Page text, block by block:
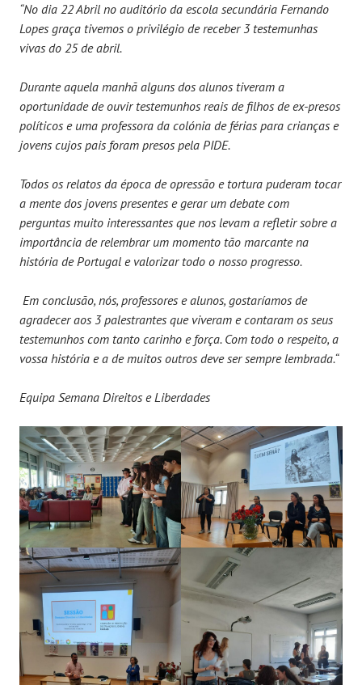
“No dia 22 Abril no auditório da escola secundária Fernando
Lopes graça tivemos o privilégio de receber 3 testemunhas
vivas do 25 de abril.
Durante aquela manhã alguns dos alunos tiveram a
oportunidade de ouvir testemunhos reais de filhos de ex-presos
políticos e uma professora da colónia de férias para crianças e
jovens cujos pais foram presos pela PIDE.
Todos os relatos da época de opressão e tortura puderam tocar
a mente dos jovens presentes e gerar um debate com
perguntas muito interessantes que nos levam a refletir sobre a
importância de relembrar um momento tão marcante na
história de Portugal e valorizar todo o nosso progresso.
Em conclusão, nós, professores e alunos, gostaríamos de
agradecer aos 3 palestrantes que viveram e contaram os seus
testemunhos com tanto carinho e força. Com todo o respeito, a
vossa história e a de muitos outros deve ser sempre lembrada.“
Equipa Semana Direitos e Liberdades